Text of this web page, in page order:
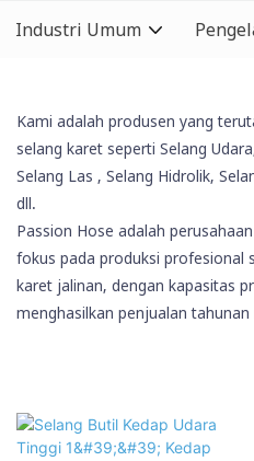
Industri Umum
Kami adalah produsen yang
selang karet seperti Selang
Selang Las , Selang Hidrolik,
dll.
Passion Hose adalah
fokus pada produksi profesional
karet jalinan, dengan kapasitas
menghasilkan penjualan